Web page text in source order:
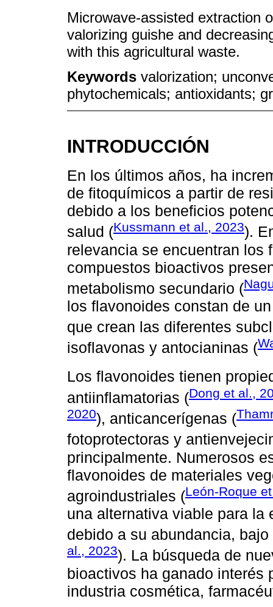
Microwave-assisted extraction
valorizing guishe and
with this agricultural waste.
Keywords valorization;
phytochemicals; antioxidants;
INTRODUCCIÓN
En los últimos años, ha
de fitoquímicos a partir de
debido a los beneficios
salud (Kussmann et al., 2023).
relevancia se encuentran los
compuestos bioactivos
metabolismo secundario (
los flavonoides constan de
que crean las diferentes
isoflavonas y antocianinas (
Los flavonoides tienen
antiinflamatorias (Dong et al.,
2020), anticancerígenas (
fotoprotectoras y
principalmente. Numerosos
flavonoides de materiales
agroindustriales (León-Roque
una alternativa viable para la
debido a su abundancia,
al., 2023). La búsqueda de
bioactivos ha ganado interés
industria cosmética,